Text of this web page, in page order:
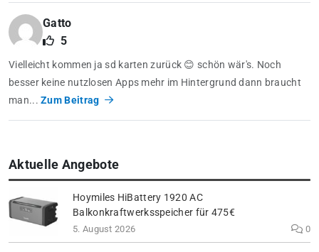
Gatto
5
Vielleicht kommen ja sd karten zurück 😊 schön wär's. Noch
besser keine nutzlosen Apps mehr im Hintergrund dann braucht
man...Zum Beitrag
Aktuelle Angebote
Hoymiles HiBattery 1920 AC
Balkonkraftwerksspeicher für 475€
5. August 2026 0